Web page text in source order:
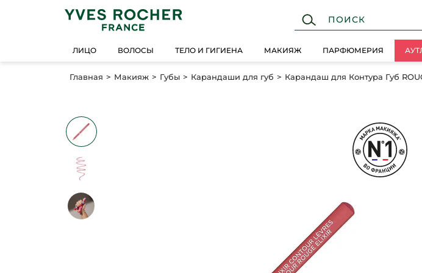
ЛИЦО ВОЛОСЫ ТЕЛО И ГИГИЕНА МАКИЯЖ ПАРФЮМЕРИЯ
Главная Макияж Губы Карандаши для губ Карандаш для Контура Губ